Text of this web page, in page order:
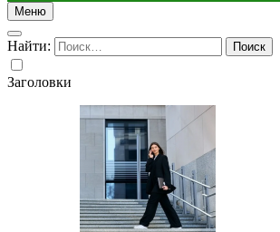
Меню
Найти:
Заголовки